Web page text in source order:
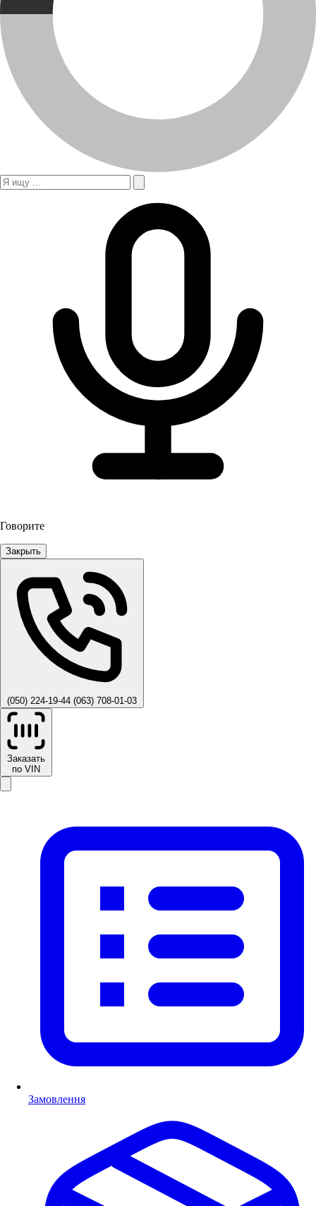
Говорите
Закрыть
(050) 224-19-44 (063) 708-01-03
Заказать
по VIN
Замовлення